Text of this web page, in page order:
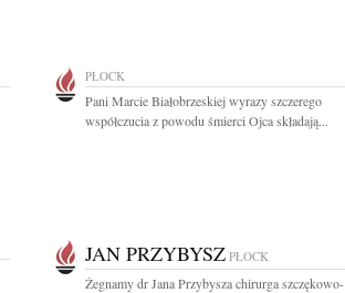
PŁOCK
Pani Marcie Białobrzeskiej wyrazy szczerego
współczucia z powodu śmierci Ojca składają...
JAN PRZYBYSZ PŁOCK
Żegnamy dr Jana Przybysza chirurga szczękowo-